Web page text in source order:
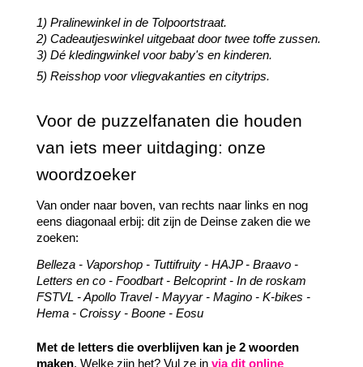
1) Pralinewinkel in de Tolpoortstraat.
2) Cadeautjeswinkel uitgebaat door twee toffe zussen.
3) Dé kledingwinkel voor baby's en kinderen.
5) Reisshop voor vliegvakanties en citytrips.
Voor de puzzelfanaten die houden
van iets meer uitdaging: onze
woordzoeker
Van onder naar boven, van rechts naar links en nog
eens diagonaal erbij: dit zijn de Deinse zaken die we
zoeken:
Belleza - Vaporshop - Tuttifruity - HAJP -
Letters en co - Foodbart - Belcoprint -
FSTVL - Apollo Travel - Mayyar - Magino -
Hema - Croissy - Boone - Eosu
Met de letters die overblijven kan je 2 woorden
maken. Welke zijn het? Vul ze in via dit online